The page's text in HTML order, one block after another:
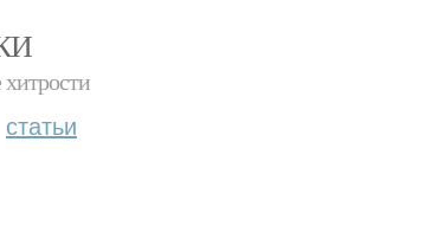
статьи